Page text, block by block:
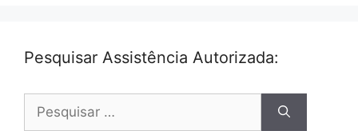
Pesquisar Assistência Autorizada:
por: